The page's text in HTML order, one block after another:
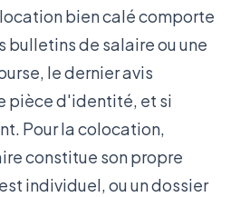
bien calé comporte
bulletins de salaire ou une
le dernier avis
pièce d'identité, et si
Pour la colocation,
constitue son propre
individuel, ou un dossier